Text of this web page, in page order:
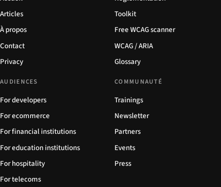
Articles
À propos
Contact
Privacy
Toolkit
Free WCAG scanner
WCAG / ARIA
Glossary
AUDIENCES
For developers
For ecommerce
For financial institutions
For education institutions
For hospitality
For telecoms
COMMUNAUTÉ
Trainings
Newsletter
Partners
Events
Press